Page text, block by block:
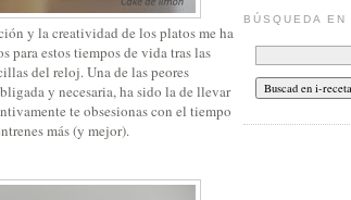
y la creatividad de los platos me ha
para estos tiempos de vida tras las
del reloj. Una de las peores
y necesaria, ha sido la de llevar
te obsesionas con el tiempo
más (y mejor).
BÚSQUEDA